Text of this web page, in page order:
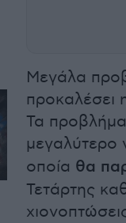
Μεγάλα
προκαλέσει
Τα
οποία θα
Τετάρτης